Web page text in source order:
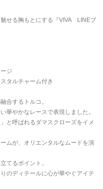
せる胸もとにする『VIVA LINEブ
ジ
タルチャーム付き
合するトルコ。
華やかなレースで表現しました。
と呼ばれるダマスクローズをイメ
ムが、オリエンタルなムードを演
てるポイント。
のディテールに心が華やぐアイテ